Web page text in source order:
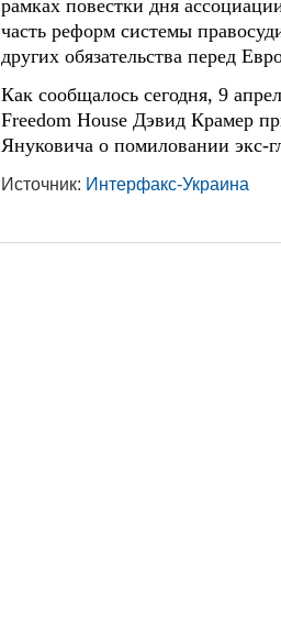
рамках повестки дня
часть реформ системы
других обязательства перед
Как сообщалось сегодня, 9
Freedom House Дэвид Крамер
Януковича о помиловании
Источник: Интерфакс-Украина